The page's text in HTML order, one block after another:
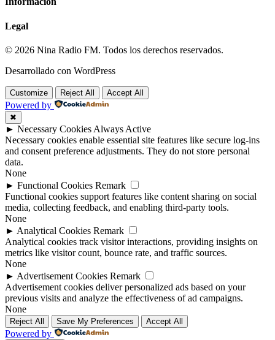
Legal
© 2026 Nina Radio FM. Todos los derechos reservados.
Desarrollado con WordPress
Customize Reject All Accept All
Powered by
✖
► Necessary Cookies Always Active
Necessary cookies enable essential site features like secure log-ins
and consent preference adjustments. They do not store personal
data.
None
► Functional Cookies Remark
Functional cookies support features like content sharing on social
media, collecting feedback, and enabling third-party tools.
None
► Analytical Cookies Remark
Analytical cookies track visitor interactions, providing insights on
metrics like visitor count, bounce rate, and traffic sources.
None
► Advertisement Cookies Remark
Advertisement cookies deliver personalized ads based on your
previous visits and analyze the effectiveness of ad campaigns.
None
Reject All Save My Preferences Accept All
Powered by